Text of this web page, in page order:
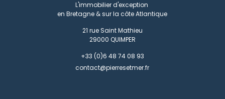
L'immobilier d'exception
en Bretagne & sur la côte Atlantique
21 rue Saint Mathieu
29000 QUIMPER
+33 (0)6 48 74 08 93
contact@pierresetmer.fr